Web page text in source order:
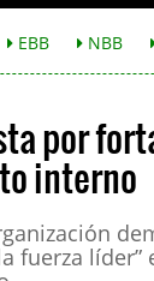
EBB NBB
por
interno
fuerza